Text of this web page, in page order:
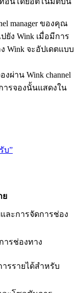
manager ของคุณ
ยัง Wink เมื่อมีการ
Wink จะอัปเดตแบบ
ผ่าน Wink channel
ารจองนั้นแสดงใน
บ”
ย
ละการจัดการช่อง
ารช่องทาง
รรายได้สำหรับ